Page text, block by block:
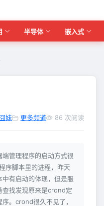
半导体 嵌入式
妹 更多频道 86 次阅读
管理程序的启动方式很
序脚本里的进程，昨天
有启动的体现，但是服
查找发现原来是crond定
。crond很久不见了，